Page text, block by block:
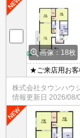
画像：18枚
★ご来店用お客
株式会社タウンハウ
情報更新日 2026/08/